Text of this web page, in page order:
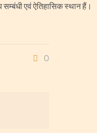
सम्बंधी एवं ऐतिहासिक स्थान हैं।
0